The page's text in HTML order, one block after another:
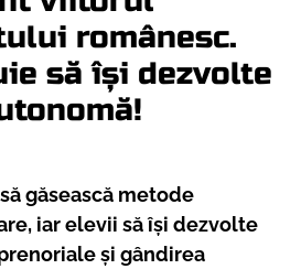
românesc.
să își dezvolte
găsească metode
iar elevii să își dezvolte
și gândirea